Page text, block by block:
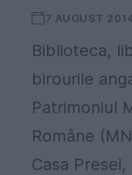
7 AUGUST
Biblioteca,
birourile
Patrimoniul
Române
Casa